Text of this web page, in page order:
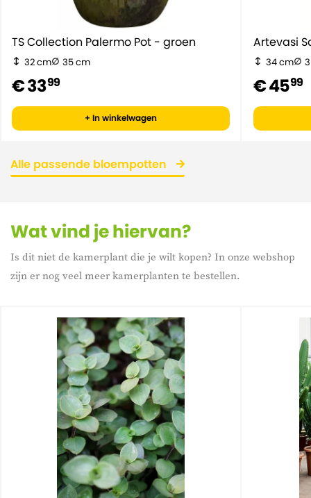
TS Collection Palermo Pot - groen
32 cm 35 cm
€ 3399
+ In winkelwagen
Artevasi
34 cm
€ 4599
Alle passende bloempotten
Wat vind je hiervan?
Is dit niet de kamerplant die je wilt kopen? In onze webshop
zijn er nog veel meer kamerplanten te bestellen.